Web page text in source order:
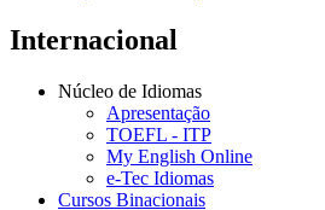
Internacional
Núcleo de Idiomas
Apresentação
TOEFL - ITP
My English Online
e-Tec Idiomas
Cursos Binacionais